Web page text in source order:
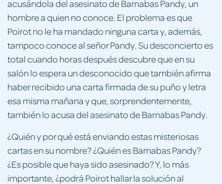
acusándola del asesinato de Barnabas Pandy, un
hombre a quien no conoce. El problema es que
Poirot no le ha mandado ninguna carta y, además,
tampoco conoce al señor Pandy. Su desconcierto es
total cuando horas después descubre que en su
salón lo espera un desconocido que también afirma
haber recibido una carta firmada de su puño y letra
esa misma mañana y que, sorprendentemente,
también lo acusa del asesinato de Barnabas Pandy.
¿Quién y por qué está enviando estas misteriosas
cartas en su nombre? ¿Quién es Barnabas Pandy?
¿Es posible que haya sido asesinado? Y, lo más
importante, ¿podrá Poirot hallar la solución al